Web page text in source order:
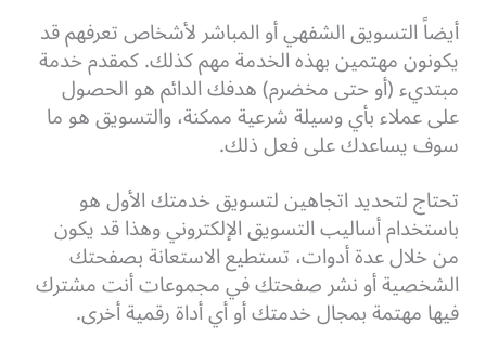
أيضاً التسويق الشفهي أو المباشر لأشخاص تعرفهم قد
يكونون مهتمين بهذه الخدمة مهم كذلك. كمقدم خدمة
مبتديء (أو حتى مخضرم) هدفك الدائم هو الحصول
على عملاء بأي وسيلة شرعية ممكنة، والتسويق هو ما
سوف يساعدك على فعل ذلك.
تحتاج لتحديد اتجاهين لتسويق خدمتك الأول هو
باستخدامأساليب التسويق الإلكترونيوهذا قد يكون
من خلال عدة أدوات، تستطيع الاستعانة بصفحتك
الشخصية أو نشر صفحتك في مجموعات أنت مشترك
فيها مهتمة بمجال خدمتك أو أي أداة رقمية أخرى.